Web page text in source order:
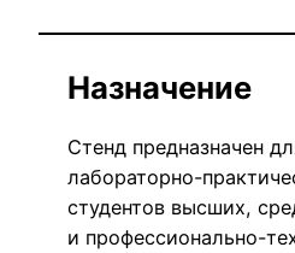
Назначение
Стенд предназначен
лабораторно-
студентов высших,
и профессионально-